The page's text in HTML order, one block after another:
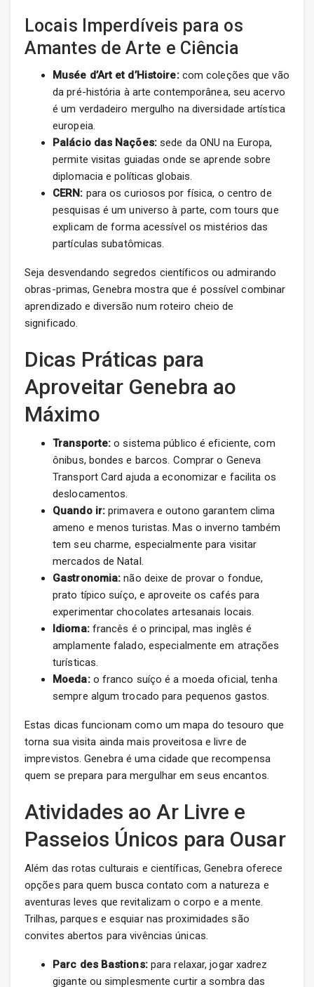
Locais Imperdíveis para os
Amantes de Arte e Ciência
Musée d’Art et d’Histoire:com coleções que vão
da pré-história à arte contemporânea, seu acervo
é um verdadeiro mergulho na diversidade artística
europeia.
Palácio das Nações:sede da ONU na Europa,
permite visitas guiadas onde se aprende sobre
diplomacia e políticas globais.
CERN: para os curiosos por física, o centro de
pesquisas é um universo à parte, com tours que
explicam de forma acessível os mistérios das
partículas subatômicas.
Seja desvendando segredos científicos ou admirando
obras-primas, Genebra mostra que é possível combinar
aprendizado e diversão num roteiro cheio de
significado.
Dicas Práticas para
Aproveitar Genebra ao
Máximo
Transporte: o sistema público é eficiente, com
ônibus, bondes e barcos. Comprar o Geneva
Transport Card ajuda a economizar e facilita os
deslocamentos.
Quando ir: primavera e outono garantem clima
ameno e menos turistas. Mas o inverno também
tem seu charme, especialmente para visitar
mercados de Natal.
Gastronomia: não deixe de provar o fondue,
prato típico suíço, e aproveite os cafés para
experimentar chocolates artesanais locais.
Idioma:francês é o principal, mas inglês é
amplamente falado, especialmente em atrações
turísticas.
Moeda:o franco suíço é a moeda oficial, tenha
sempre algum trocado para pequenos gastos.
Estas dicas funcionam como um mapa do tesouro que
torna sua visita ainda mais proveitosa e livre de
imprevistos. Genebra é uma cidade que recompensa
quem se prepara para mergulhar em seus encantos.
Atividades ao Ar Livre e
Passeios Únicos para Ousar
Além das rotas culturais e científicas, Genebra oferece
opções para quem busca contato com a natureza e
aventuras leves que revitalizam o corpo e a mente.
Trilhas, parques e esquiar nas proximidades são
convites abertos para vivências únicas.
Parc des Bastions:para relaxar, jogar xadrez
gigante ou simplesmente curtir a sombra das